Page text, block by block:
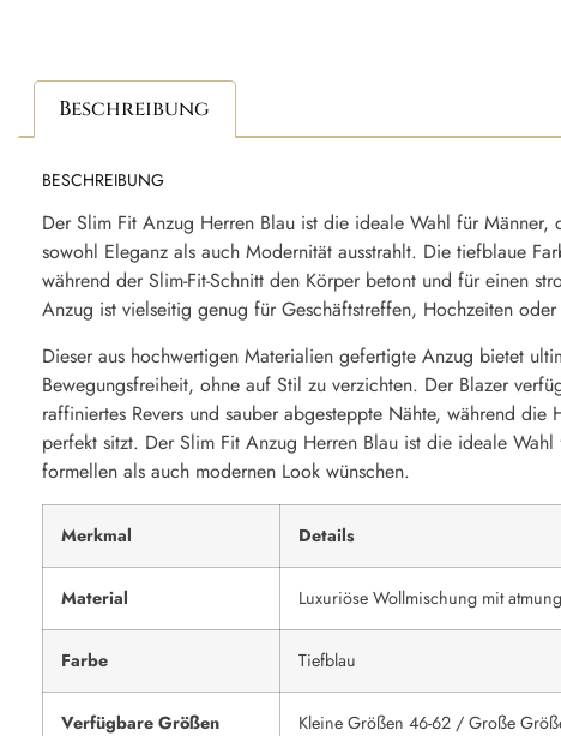
Beschreibung
BESCHREIBUNG
Der Slim Fit Anzug Herren Blau ist die ideale Wahl für Männer,
sowohl Eleganz als auch Modernität ausstrahlt. Die tiefblaue
während der Slim-Fit-Schnitt den Körper betont und für einen
Anzug ist vielseitig genug für Geschäftstreffen, Hochzeiten
Dieser aus hochwertigen Materialien gefertigte Anzug bietet
Bewegungsfreiheit, ohne auf Stil zu verzichten. Der Blazer
raffiniertes Revers und sauber abgesteppte Nähte, während die
perfekt sitzt. Der Slim Fit Anzug Herren Blau ist die ideale
formellen als auch modernen Look wünschen.
Merkmal Details
Material Luxuriöse Wollmischung mit
Farbe Tiefblau
Verfügbare Größen Kleine Größen 46-62 / Große